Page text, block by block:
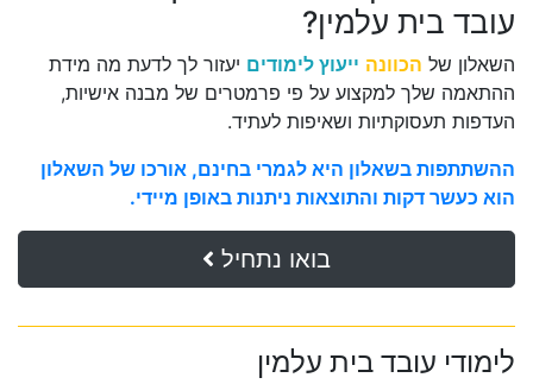
עובד בית עלמין?
השאלון של הכוונה ייעוץ לימודים יעזור לך לדעת מה מידת
ההתאמה שלך למקצוע על פי פרמטרים של מבנה אישיות,
העדפות תעסוקתיות ושאיפות לעתיד.
ההשתתפות בשאלון היא לגמרי בחינם, אורכו של השאלון
הוא כעשר דקות והתוצאות ניתנות באופן מיידי.
בואו נתחיל
לימודי עובד בית עלמין